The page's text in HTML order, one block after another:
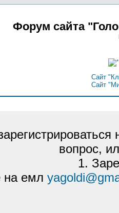
Форум сайта
Сайт
Сайт
вопрос,
1.
на емл